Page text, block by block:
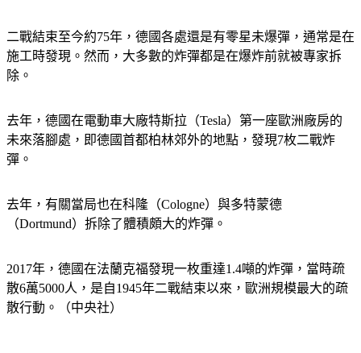
二戰結束至今約75年，德國各處還是有零星未爆彈，通常是在
施工時發現。然而，大多數的炸彈都是在爆炸前就被專家拆
除。
去年，德國在電動車大廠特斯拉（Tesla）第一座歐洲廠房的
未來落腳處，即德國首都柏林郊外的地點，發現7枚二戰炸
彈。
去年，有關當局也在科隆（Cologne）與多特蒙德
（Dortmund）拆除了體積頗大的炸彈。
2017年，德國在法蘭克福發現一枚重達1.4噸的炸彈，當時疏
散6萬5000人，是自1945年二戰結束以來，歐洲規模最大的疏
散行動。（中央社）